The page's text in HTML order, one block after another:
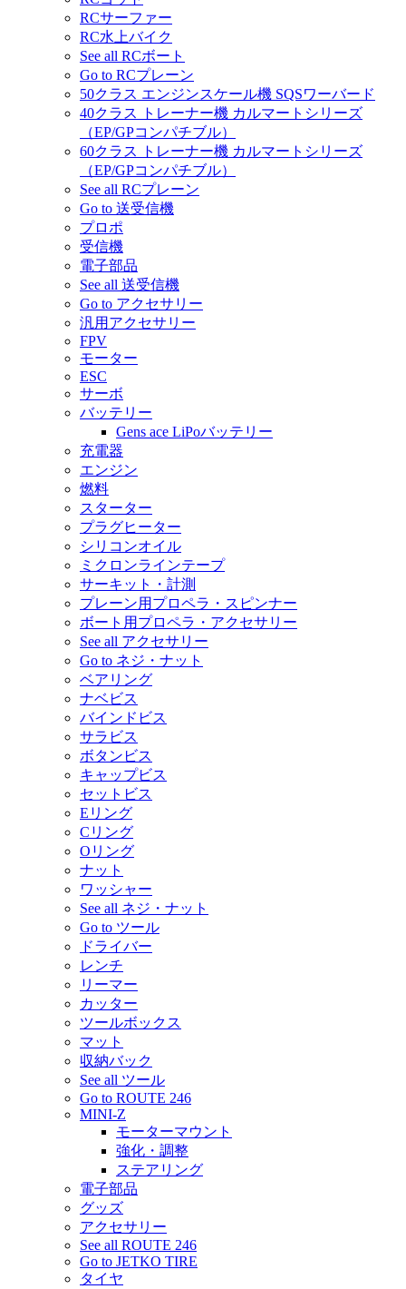
RCサーファー
RC水上バイク
See all RCボート
Go to RCプレーン
50クラス エンジンスケール機 SQSワーバード
40クラス トレーナー機 カルマートシリーズ
（EP/GPコンパチブル）
60クラス トレーナー機 カルマートシリーズ
（EP/GPコンパチブル）
See all RCプレーン
Go to 送受信機
プロポ
受信機
電子部品
See all 送受信機
Go to アクセサリー
汎用アクセサリー
FPV
モーター
ESC
サーボ
バッテリー
Gens ace LiPoバッテリー
充電器
エンジン
燃料
スターター
プラグヒーター
シリコンオイル
ミクロンラインテープ
サーキット・計測
プレーン用プロペラ・スピンナー
ボート用プロペラ・アクセサリー
See all アクセサリー
Go to ネジ・ナット
ベアリング
ナベビス
バインドビス
サラビス
ボタンビス
キャップビス
セットビス
Eリング
Cリング
Oリング
ナット
ワッシャー
See all ネジ・ナット
Go to ツール
ドライバー
レンチ
リーマー
カッター
ツールボックス
マット
収納バック
See all ツール
Go to ROUTE 246
MINI-Z
モーターマウント
強化・調整
ステアリング
電子部品
グッズ
アクセサリー
See all ROUTE 246
Go to JETKO TIRE
タイヤ